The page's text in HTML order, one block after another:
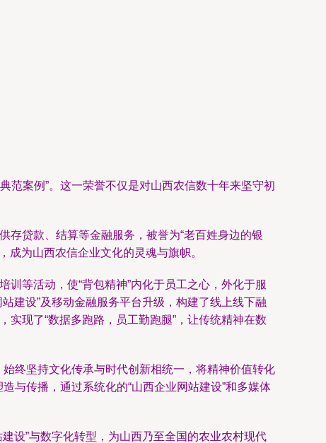
范案例”。这一荣誉不仅是对山西农信数十年来坚守初
存贷款、结算等金融服务，被誉为“老百姓身边的银
成为山西农信企业文化的灵魂与旗帜。
等活动，使“背包精神”内化于员工之心，外化于服
建设”及移动金融服务平台升级，构建了线上线下融
现了“数据多跑路，员工勤跑腿”，让传统精神在数
终坚持文化传承与时代创新相统一，将精神价值转化
与传播，通过系统化的“山西企业网站建设”和多媒体
设”与数字化转型，为山西乃至全国的农业农村现代